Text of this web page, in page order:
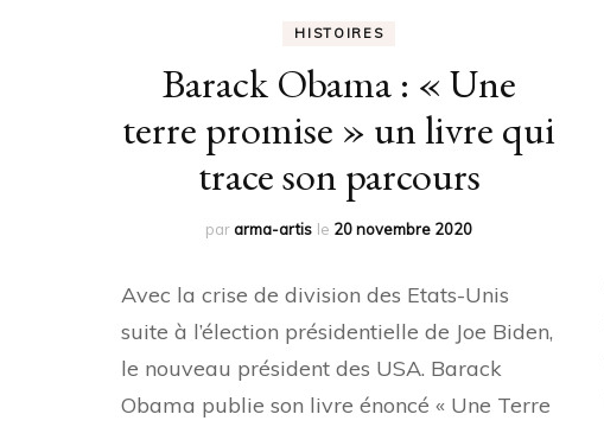
HISTOIRES
Barack Obama : « Une
terre promise » un livre qui
trace son parcours
pararma-artis le 20 novembre 2020
Avec la crise de division des Etats-Unis
suite à l’élection présidentielle de Joe Biden,
le nouveau président des USA. Barack
Obama publie son livre énoncé « Une Terre